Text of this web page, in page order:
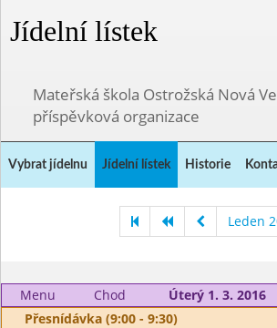
Jídelní lístek
Mateřská škola Ostrožská Nová
příspěvková organizace
Vybrat jídelnu Jídelní lístek Historie
Leden
Menu Chod
Úterý 1. 3. 2016
Přesnídávka (9:00 - 9:30)